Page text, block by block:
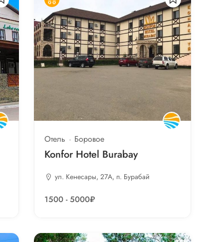
Отель Боровое
Konfor Hotel Burabay
ул. Кенесары, 27А, п. Бурабай
1500 - 5000₽